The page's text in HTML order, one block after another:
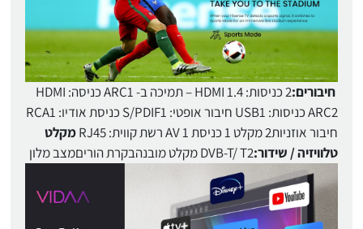
חיבורים:
2 כניסות: HDMI 1.4 – תמיכה ב- ARC1 כניסה: HDMI
ARC2 כניסות: USB1 חיבור אופטי: S/PDIF1 כניסת אודיו: RCA1
חיבור אוזניות2 מקלט 1 כניסת AV 1 רשת קווית: RJ45
מקלט
טלוויזיה / שידור:DVB-T/ T2 מקלט מובנהבקרת הוריםמצב מלון